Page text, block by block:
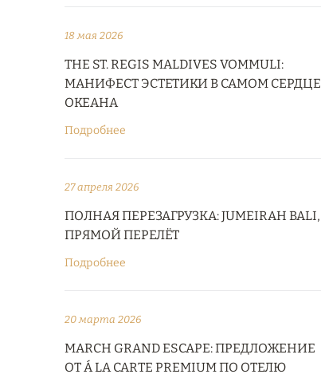
18 мая 2026
THE ST. REGIS MALDIVES VOMMULI:
МАНИФЕСТ ЭСТЕТИКИ В САМОМ СЕРДЦЕ
ОКЕАНА
Подробнее
27 апреля 2026
ПОЛНАЯ ПЕРЕЗАГРУЗКА: JUMEIRAH BALI,
ПРЯМОЙ ПЕРЕЛЁТ
Подробнее
20 марта 2026
MARCH GRAND ESCAPE: ПРЕДЛОЖЕНИЕ
ОТ Á LA CARTE PREMIUM ПО ОТЕЛЮ